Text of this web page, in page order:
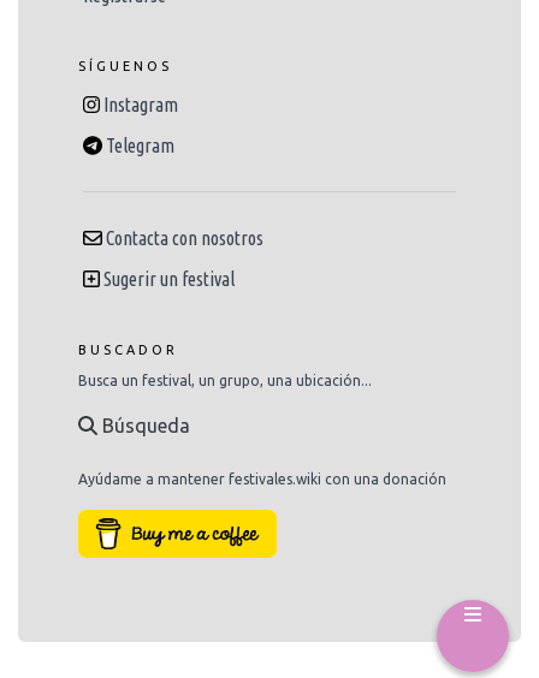
SÍGUENOS
Instagram
Telegram
Contacta con nosotros
Sugerir un festival
BUSCADOR
Busca un festival, un grupo, una ubicación...
Búsqueda
Ayúdame a mantener festivales.wiki con una donación